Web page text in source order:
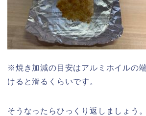
※焼き加減の目安はアルミホイルの
けると滑るくらいです。
そうなったらひっくり返しましょう